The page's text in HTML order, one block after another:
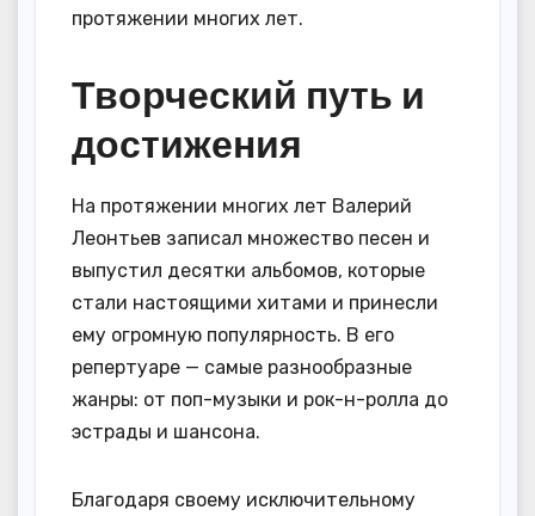
протяжении многих лет.
Творческий путь и
достижения
На протяжении многих лет Валерий
Леонтьев записал множество песен и
выпустил десятки альбомов, которые
стали настоящими хитами и принесли
ему огромную популярность. В его
репертуаре — самые разнообразные
жанры: от поп-музыки и рок-н-ролла до
эстрады и шансона.
Благодаря своему исключительному